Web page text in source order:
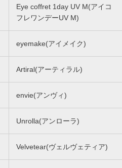
Eye coffret 1day UV M(アイコ
フレワンデーUV M)
eyemake(アイメイク)
Artiral(アーティラル)
envie(アンヴィ)
Unrolla(アンローラ)
Velvetear(ヴェルヴェティア)